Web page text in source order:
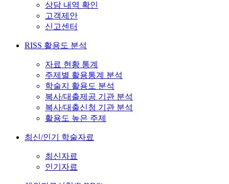
상담 내역 확인
고객제안
신고센터
RISS 활용도 분석
자료 현황 통계
주제별 활용통계 분석
학술지 활용도 분석
복사/대출제공 기관 분석
복사/대출신청 기관 분석
활용도 높은 주제
최신/인기 학술자료
최신자료
인기자료